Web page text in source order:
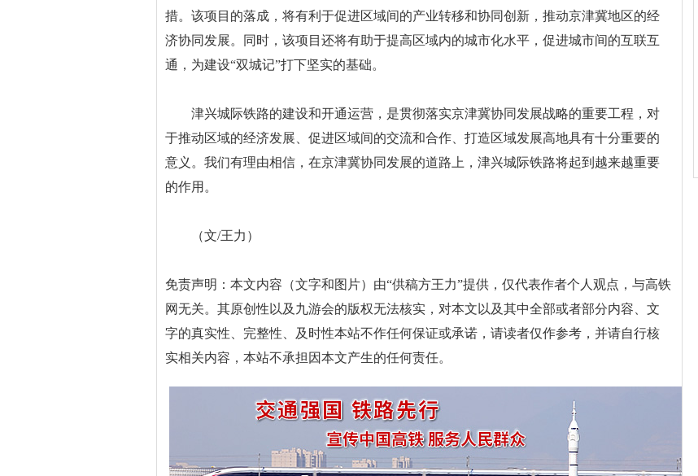
措。该项目的落成，将有利于促进区域间的产业转移和协同创新，推动京津冀地区的经
济协同发展。同时，该项目还将有助于提高区域内的城市化水平，促进城市间的互联互
通，为建设“双城记”打下坚实的基础。
津兴城际铁路的建设和开通运营，是贯彻落实京津冀协同发展战略的重要工程，对
于推动区域的经济发展、促进区域间的交流和合作、打造区域发展高地具有十分重要的
意义。我们有理由相信，在京津冀协同发展的道路上，津兴城际铁路将起到越来越重要
的作用。
（文/王力）
免责声明：本文内容（文字和图片）由“供稿方王力”提供，仅代表作者个人观点，与高铁
网无关。其原创性以及九游会的版权无法核实，对本文以及其中全部或者部分内容、文
字的真实性、完整性、及时性本站不作任何保证或承诺，请读者仅作参考，并请自行核
实相关内容，本站不承担因本文产生的任何责任。